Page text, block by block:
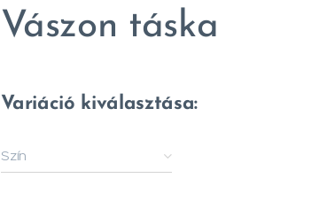
Vászon táska
Variáció kiválasztása:
Szín